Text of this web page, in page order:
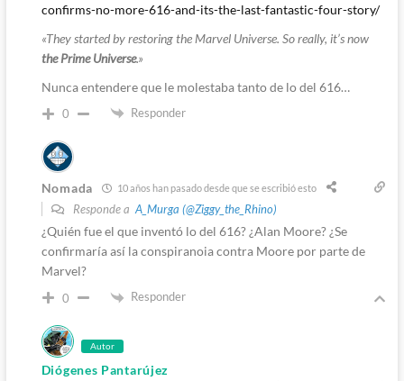
confirms-no-more-616-and-its-the-last-fantastic-four-story/
«They started by restoring the Marvel Universe. So really, it’s now
the Prime Universe.»
Nunca entendere que le molestaba tanto de lo del 616…
0 Responder
Nomada 10 años han pasado desde que se escribió esto
Responde aA_Murga (@Ziggy_the_Rhino)
¿Quién fue el que inventó lo del 616? ¿Alan Moore? ¿Se
confirmaría así la conspiranoia contra Moore por parte de
Marvel?
0 Responder
Autor
Diógenes Pantarújez